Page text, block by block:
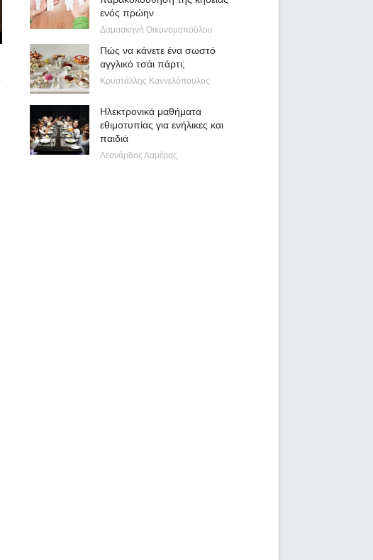
ενός πρώην
Δαμασκηνή Οικονομοπούλου
Πώς να κάνετε ένα σωστό
αγγλικό τσάι πάρτι;
Κρυστάλλης Καννελόπουλος
Ηλεκτρονικά μαθήματα
εθιμοτυπίας για ενήλικες και
παιδιά
Λεονάρδος Λαμέρας